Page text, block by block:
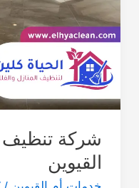
شركة
القيوين